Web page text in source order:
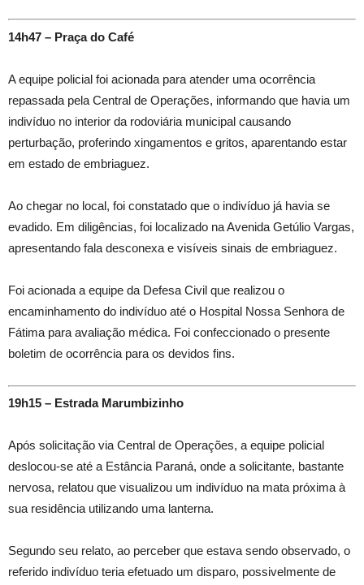
14h47 – Praça do Café
A equipe policial foi acionada para atender uma ocorrência
repassada pela Central de Operações, informando que havia um
indivíduo no interior da rodoviária municipal causando
perturbação, proferindo xingamentos e gritos, aparentando estar
em estado de embriaguez.
Ao chegar no local, foi constatado que o indivíduo já havia se
evadido. Em diligências, foi localizado na Avenida Getúlio Vargas,
apresentando fala desconexa e visíveis sinais de embriaguez.
Foi acionada a equipe da Defesa Civil que realizou o
encaminhamento do indivíduo até o Hospital Nossa Senhora de
Fátima para avaliação médica. Foi confeccionado o presente
boletim de ocorrência para os devidos fins.
19h15 – Estrada Marumbizinho
Após solicitação via Central de Operações, a equipe policial
deslocou-se até a Estância Paraná, onde a solicitante, bastante
nervosa, relatou que visualizou um indivíduo na mata próxima à
sua residência utilizando uma lanterna.
Segundo seu relato, ao perceber que estava sendo observado, o
referido indivíduo teria efetuado um disparo, possivelmente de